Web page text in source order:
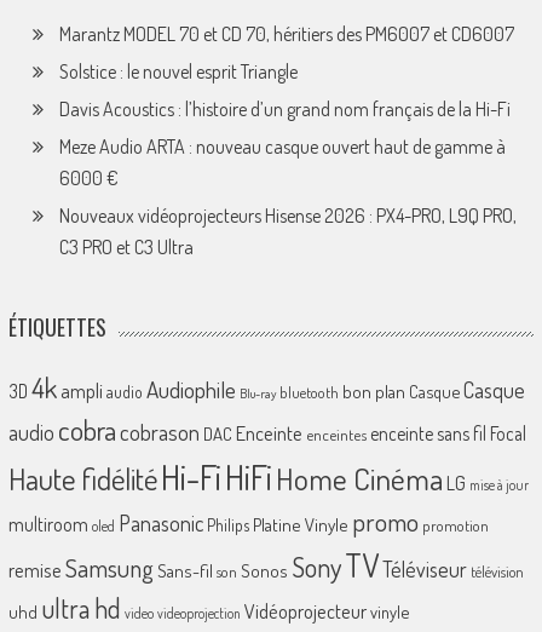
Marantz MODEL 70 et CD 70, héritiers des PM6007 et CD6007
Solstice : le nouvel esprit Triangle
Davis Acoustics : l’histoire d’un grand nom français de la Hi-Fi
Meze Audio ARTA : nouveau casque ouvert haut de gamme à
6000 €
Nouveaux vidéoprojecteurs Hisense 2026 : PX4-PRO, L9Q PRO,
C3 PRO et C3 Ultra
ÉTIQUETTES
3D 4k ampliaudio Audiophile Blu-ray bluetooth bon plan CasqueCasque
audio cobracobrason DAC Enceinte enceintes enceinte sans fil Focal
Haute fidélitéHi-FiHiFiHome Cinéma LG mise à jour
multiroom oled Panasonic Philips Platine Vinyle promo promotion
remiseSamsungSans-fil son Sonos SonyTVTéléviseur télévision
uhd ultra hd video videoprojection Vidéoprojecteurvinyle